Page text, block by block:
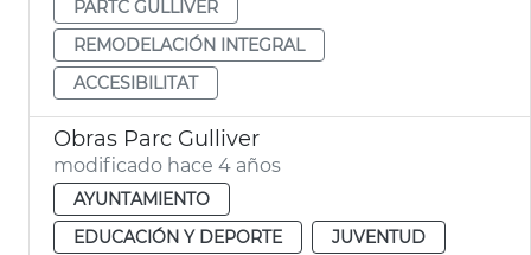
PARTC GULLIVER
REMODELACIÓN INTEGRAL
ACCESIBILITAT
Obras Parc Gulliver
modificado hace 4 años
AYUNTAMIENTO
EDUCACIÓN Y DEPORTE
JUVENTUD